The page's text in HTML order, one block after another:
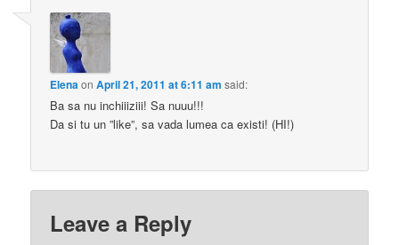
ElenaonApril 21, 2011 at 6:11 am said:
Ba sa nu inchiiiziii! Sa nuuu!!!
Da si tu un ”like”, sa vada lumea ca existi! (HI!)
Leave a Reply